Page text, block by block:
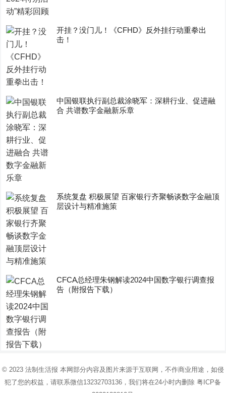
开挂？没门儿！《CFHD》反外挂行动重拳出
击！
中国银联执行副总裁涂晓军：深耕行业、促进融
合 共谱数字金融新乐章
系统复盘 积极展望 百家银行齐聚畅谈数字金融顶
层设计与精准施策
CFCA总经理朱钢解读2024中国数字银行调查报
告（附报告下载）
© 2023 法制生活报 本网部分内容及图片来源于互联网，不作商业用途，如侵
犯了您的权益，请联系微信13232703136，我们将在24小时内删除粤ICP备